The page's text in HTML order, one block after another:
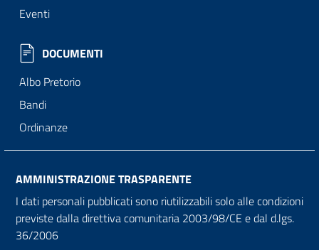
Eventi
DOCUMENTI
Albo Pretorio
Bandi
Ordinanze
AMMINISTRAZIONE TRASPARENTE
I dati personali pubblicati sono riutilizzabili solo alle condizioni
previste dalla direttiva comunitaria 2003/98/CE e dal d.lgs.
36/2006